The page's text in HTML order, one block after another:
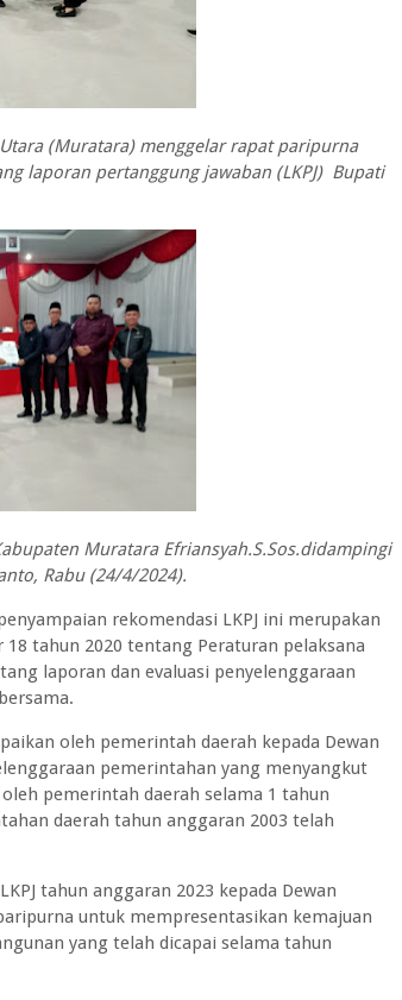
Utara (Muratara) menggelar rapat paripurna
laporan pertanggung jawaban (LKPJ) Bupati
Muratara Efriansyah.S.Sos.didampingi
Rabu (24/4/2024).
rekomendasi LKPJ ini merupakan
tahun 2020 tentang Peraturan pelaksana
laporan dan evaluasi penyelenggaraan
oleh pemerintah daerah kepada Dewan
pemerintahan yang menyangkut
pemerintah daerah selama 1 tahun
daerah tahun anggaran 2003 telah
tahun anggaran 2023 kepada Dewan
untuk mempresentasikan kemajuan
yang telah dicapai selama tahun